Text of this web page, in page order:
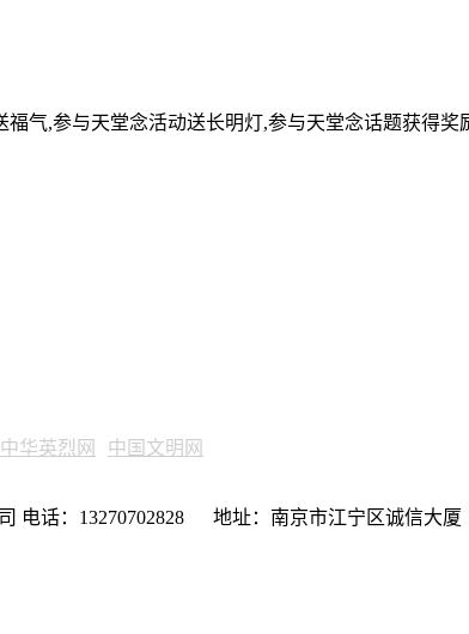
气,参与天堂念活动送长明灯,参与天堂念话题获得奖
中华英烈网
中国文明网
电话：13270702828 地址：南京市江宁区诚信大厦